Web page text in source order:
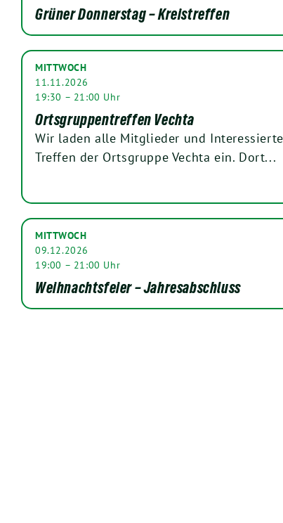
Grüner Donnerstag – Kreistreffen
MITTWOCH
11.11.2026
19:30 – 21:00 Uhr
Ortsgruppentreffen Vechta
Wir laden alle Mitglieder und
Treffen der Ortsgruppe Vechta ein. Dort...
MITTWOCH
09.12.2026
19:00 – 21:00 Uhr
Weihnachtsfeier – Jahresabschluss